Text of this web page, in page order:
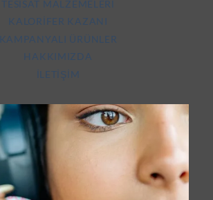
TESISAT MALZEMELERI
KALORIFER KAZANI
KAMPANYALI ÜRÜNLER
HAKKIMIZDA
İLETIŞIM